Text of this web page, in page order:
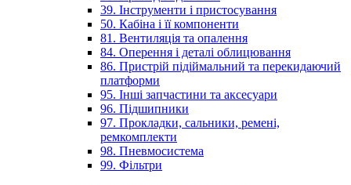
39. Інструменти і пристосування
50. Кабіна і її компоненти
81. Вентиляція та опалення
84. Оперення і деталі облицювання
86. Пристрій підіймальний та перекидаючий
платформи
95. Інші запчастини та аксесуари
96. Підшипники
97. Прокладки, сальники, ремені,
ремкомплекти
98. Пневмосистема
99. Фільтри